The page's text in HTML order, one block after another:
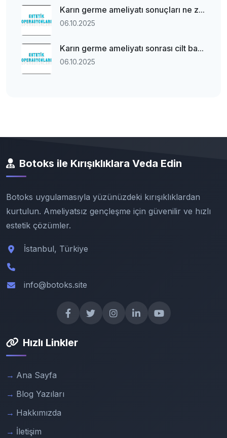
Karın germe ameliyatı sonuçları ne z...
06.10.2025
Karın germe ameliyatı sonrası cilt ba...
06.10.2025
Botoks ile Kırışıklıklara Veda Edin
Botoks uygulamasıyla yüzünüzdeki kırışıklıklardan
kurtulun. Ameliyatsız gençleşme için güvenilir ve hızlı
estetik çözümler.
İstanbul, Türkiye
info@botoks.site
Hızlı Linkler
Ana Sayfa
Blog Yazıları
Hakkımızda
İletişim